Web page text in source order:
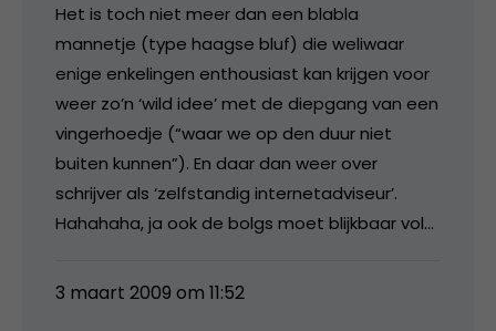
Het is toch niet meer dan een blabla
mannetje (type haagse bluf) die weliwaar
enige enkelingen enthousiast kan krijgen voor
weer zo’n ‘wild idee’ met de diepgang van een
vingerhoedje (“waar we op den duur niet
buiten kunnen”). En daar dan weer over
schrijver als ‘zelfstandig internetadviseur’.
Hahahaha, ja ook de bolgs moet blijkbaar vol…
3 maart 2009 om 11:52